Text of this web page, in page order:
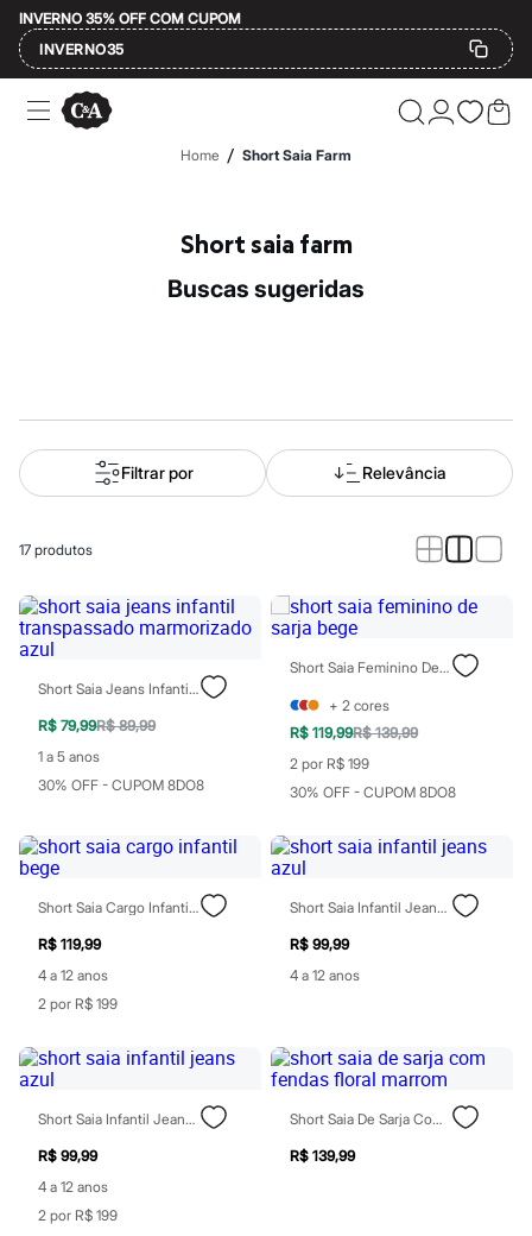
INVERNO 35% OFF COM CUPOM
INVERNO35
Ofertas
Compre por Departamento
Alfaiataria
Novidades
Roupas
Blusas e Camisetas
Casacos e Jaquetas
Macacões
Saias
Shorts e Bermudas
Vestidos
Acessórios
Bonés e Chapéus
Bijoux
Óculos
Calçados
Botas
Chinelos
Rasteirinhas
Sandálias
Sapatilhas
Tênis
Marcas
City
Mindset
Sawary
Yessica
Moda esportiva
Blusas
Calçados
Leggings
Shorts e Bermudas
Home / Short Saia Farm
Short saia farm
buscas sugeridas
Filtrar por Relevância
17 produtos
Short Saia Jeans Infantil Transpassado Marmorizado Azul
R$ 79,99R$ 89,99
1 a 5 anos
30% OFF - CUPOM 8DO8
Short Saia Feminino De Sarja Bege
+ 2 cores
R$ 119,99R$ 139,99
2 por R$ 199
30% OFF - CUPOM 8DO8
Short Saia Cargo Infantil Bege
R$ 119,99
4 a 12 anos
2 por R$ 199
Short Saia Infantil Jeans Azul
R$ 99,99
4 a 12 anos
Short Saia Infantil Jeans Azul
R$ 99,99
4 a 12 anos
2 por R$ 199
Short Saia De Sarja Com Fendas Floral Marrom
R$ 139,99